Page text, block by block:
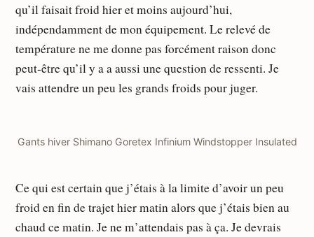
qu’il faisait froid hier et moins aujourd’hui,
indépendamment de mon équipement. Le relevé de
température ne me donne pas forcément raison donc
peut-être qu’il y a a aussi une question de ressenti. Je
vais attendre un peu les grands froids pour juger.
Gants hiver Shimano Gore­tex Infi­nium Wind­stop­per Insu­la­ted
Ce qui est certain que j’étais à la limite d’avoir un peu
froid en fin de trajet hier matin alors que j’étais bien au
chaud ce matin. Je ne m’attendais pas à ça. Je devrais